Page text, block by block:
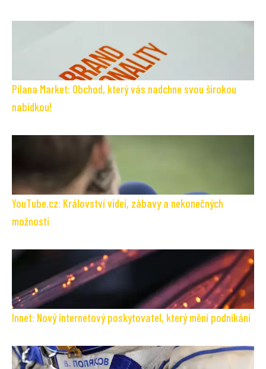
Pilana Market: Obchod, který vás nadchne svou širokou
nabídkou!
YouTube.cz: Království videí, zábavy a nekonečných
možností
Innet: Nový internetový poskytovatel, který mění podnikání